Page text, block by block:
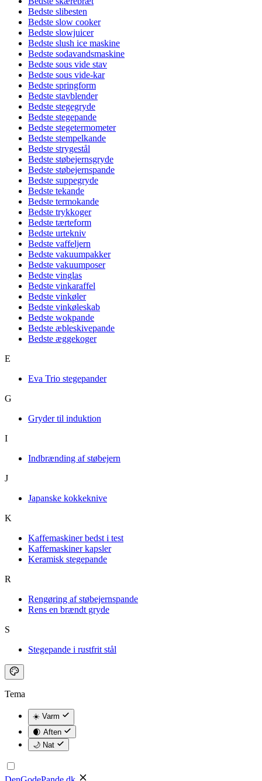
Bedste slibesten
Bedste slow cooker
Bedste slowjuicer
Bedste slush ice maskine
Bedste sodavandsmaskine
Bedste sous vide stav
Bedste sous vide-kar
Bedste springform
Bedste stavblender
Bedste stegegryde
Bedste stegepande
Bedste stegetermometer
Bedste stempelkande
Bedste strygestål
Bedste støbejernsgryde
Bedste støbejernspande
Bedste suppegryde
Bedste tekande
Bedste termokande
Bedste trykkoger
Bedste tærteform
Bedste urtekniv
Bedste vaffeljern
Bedste vakuumpakker
Bedste vakuumposer
Bedste vinglas
Bedste vinkaraffel
Bedste vinkøler
Bedste vinkøleskab
Bedste wokpande
Bedste æbleskivepande
Bedste æggekoger
E
Eva Trio stegepander
G
Gryder til induktion
I
Indbrænding af støbejern
J
Japanske kokkeknive
K
Kaffemaskiner bedst i test
Kaffemaskiner kapsler
Keramisk stegepande
R
Rengøring af støbejernspande
Rens en brændt gryde
S
Stegepande i rustfrit stål
Tema
☀️ Varm
🌒 Aften
🌙 Nat